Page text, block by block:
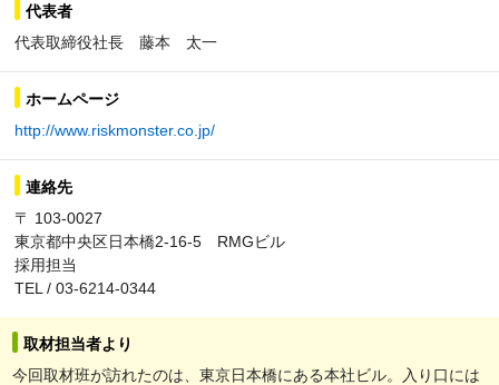
代表者
代表取締役社長 藤本 太一
ホームページ
http://www.riskmonster.co.jp/
連絡先
〒 103-0027
東京都中央区日本橋2-16-5 RMGビル
採用担当
TEL / 03-6214-0344
取材担当者より
今回取材班が訪れたのは、東京日本橋にある本社ビル。入り口には